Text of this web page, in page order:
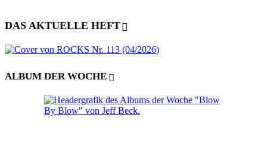
DAS AKTUELLE HEFT
ALBUM DER WOCHE